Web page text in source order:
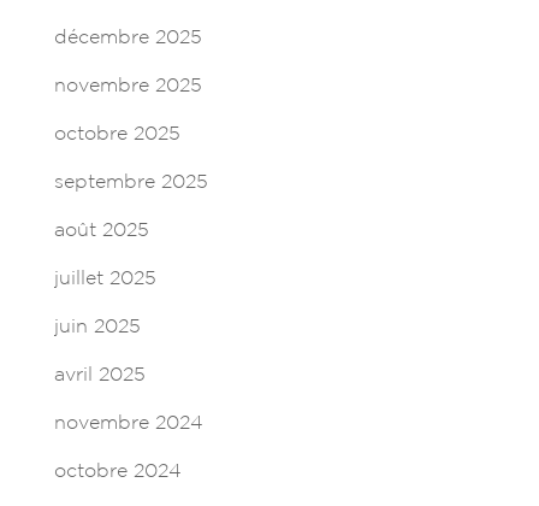
décembre 2025
novembre 2025
octobre 2025
septembre 2025
août 2025
juillet 2025
juin 2025
avril 2025
novembre 2024
octobre 2024